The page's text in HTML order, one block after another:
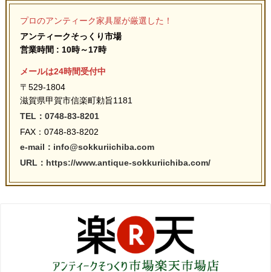
プロのアンティーク家具屋が厳選した！
アンティークそっくり市場
営業時間 : 10時～17時
メールは24時間受付中
〒529-1804
滋賀県甲賀市信楽町勅旨1181
TEL：0748-83-8201
FAX：0748-83-8202
e-mail：info@sokkuriichiba.com
URL：https://www.antique-sokkuriichiba.com/